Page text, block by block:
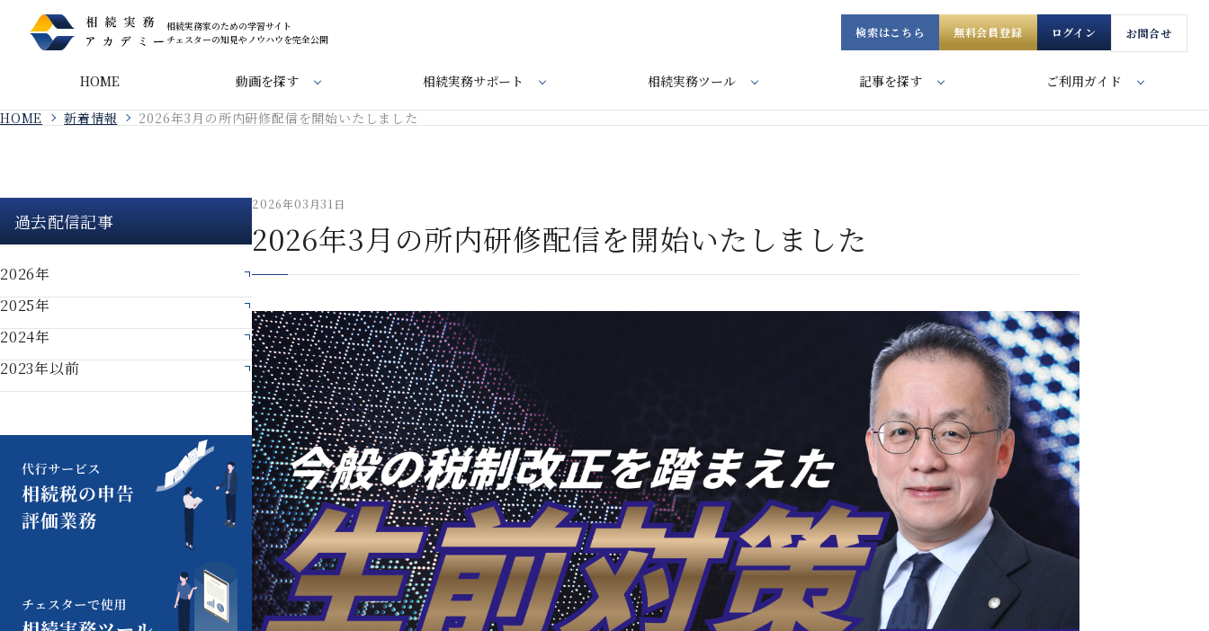
相続実務家のための学習サイト
チェスターの知見やノウハウを完全公開
検索はこちら 無料会員登録 ログイン お問合せ
HOME 動画を探す 相続実務サポート 相続実務ツール 記事を探す ご利用ガイド
HOME 新着情報 2026年3月の所内研修配信を開始いたしました
過去配信記事
2026年
2025年
2024年
2023年以前
2026年03月31日
2026年3月の所内研修配信を開始いたしました